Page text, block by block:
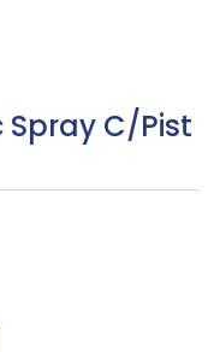
Spray C/Pist